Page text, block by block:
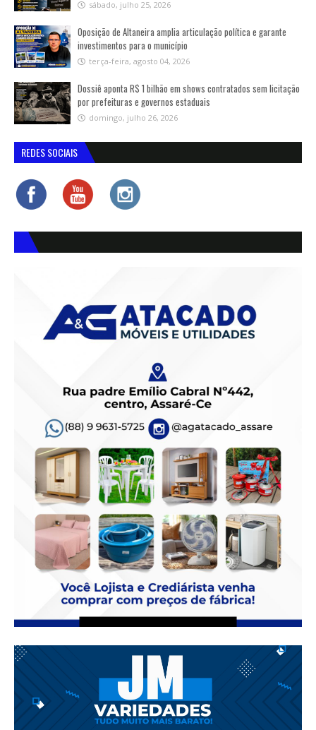
sábado, julho 25, 2026
Oposição de Altaneira amplia articulação política e garante
investimentos para o município
terça-feira, agosto 04, 2026
Dossiê aponta R$ 1 bilhão em shows contratados sem licitação
por prefeituras e governos estaduais
domingo, julho 26, 2026
REDES SOCIAIS